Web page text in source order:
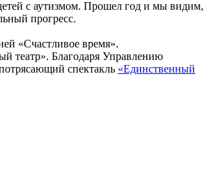
с аутизмом. Прошел год и мы видим,
прогресс.
«Счастливое время».
театр». Благодаря Управлению
спектакль «Единственный